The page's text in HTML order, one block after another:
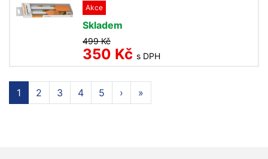
Akce
Skladem
499 Kč
350 Kč s DPH
1 2 3 4 5 › »